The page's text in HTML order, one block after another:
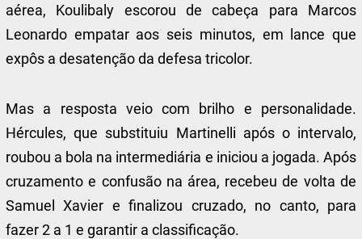
aérea, Koulibaly escorou de cabeça para Marcos
Leonardo empatar aos seis minutos, em lance que
expôs a desatenção da defesa tricolor.
Mas a resposta veio com brilho e personalidade.
Hércules, que substituiu Martinelli após o intervalo,
roubou a bola na intermediária e iniciou a jogada. Após
cruzamento e confusão na área, recebeu de volta de
Samuel Xavier e finalizou cruzado, no canto, para
fazer 2 a 1 e garantir a classificação.